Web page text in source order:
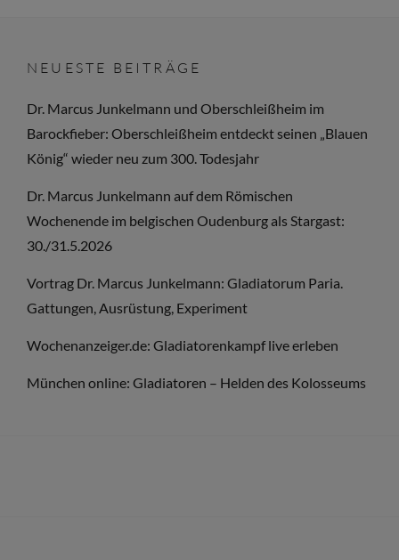
NEUESTE BEITRÄGE
Dr. Marcus Junkelmann und Oberschleißheim im
Barockfieber: Oberschleißheim entdeckt seinen „Blauen
König“ wieder neu zum 300. Todesjahr
Dr. Marcus Junkelmann auf dem Römischen
Wochenende im belgischen Oudenburg als Stargast:
30./31.5.2026
Vortrag Dr. Marcus Junkelmann: Gladiatorum Paria.
Gattungen, Ausrüstung, Experiment
Wochenanzeiger.de: Gladiatorenkampf live erleben
München online: Gladiatoren – Helden des Kolosseums